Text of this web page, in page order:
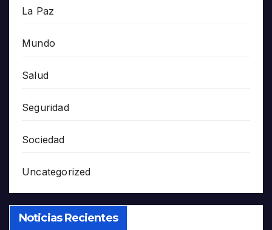
La Paz
Mundo
Salud
Seguridad
Sociedad
Uncategorized
Noticias Recientes